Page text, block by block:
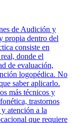
de Audición y
propia dentro del
consiste en
donde el
de evaluación,
logopédica. No
saber aplicarlo.
más técnicos y
trastornos
atención a la
que requiere